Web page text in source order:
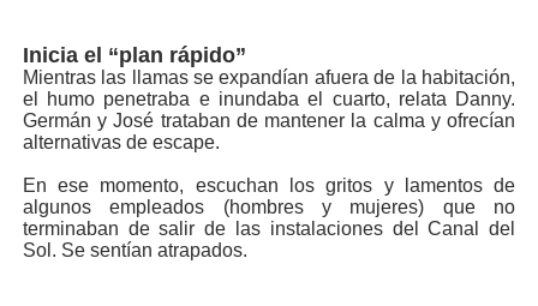
Inicia el “plan rápido”
Mientras las llamas se ex­pandían afuera de la habi­tación,
el humo penetraba e inundaba el cuarto, re­lata Danny.
Germán y Jo­sé trataban de mantener la calma y ofrecían
alternati­vas de escape.
En ese momento, escu­chan los gritos y lamen­tos de
algunos empleados (hombres y mujeres) que no
terminaban de salir de las instalaciones del Canal del
Sol. Se sentían atrapados.